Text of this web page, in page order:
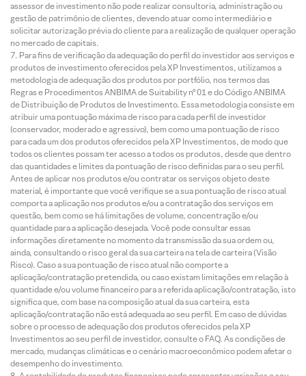
assessor de investimento não pode realizar consultoria, administração ou
gestão de patrimônio de clientes, devendo atuar como intermediário e
solicitar autorização prévia do cliente para a realização de qualquer operação
no mercado de capitais.
Para fins de verificação da adequação do perfil do investidor aos serviços e
produtos de investimento oferecidos pela XP Investimentos, utilizamos a
metodologia de adequação dos produtos por portfólio, nos termos das
Regras e Procedimentos ANBIMA de Suitability nº 01 e do Código ANBIMA
de Distribuição de Produtos de Investimento. Essa metodologia consiste em
atribuir uma pontuação máxima de risco para cada perfil de investidor
(conservador, moderado e agressivo), bem como uma pontuação de risco
para cada um dos produtos oferecidos pela XP Investimentos, de modo que
todos os clientes possam ter acesso a todos os produtos, desde que dentro
das quantidades e limites da pontuação de risco definidas para o seu perfil.
Antes de aplicar nos produtos e/ou contratar os serviços objeto deste
material, é importante que você verifique se a sua pontuação de risco atual
comporta a aplicação nos produtos e/ou a contratação dos serviços em
questão, bem como se há limitações de volume, concentração e/ou
quantidade para a aplicação desejada. Você pode consultar essas
informações diretamente no momento da transmissão da sua ordem ou,
ainda, consultando o risco geral da sua carteira na tela de carteira (Visão
Risco). Caso a sua pontuação de risco atual não comporte a
aplicação/contratação pretendida, ou caso existam limitações em relação à
quantidade e/ou volume financeiro para a referida aplicação/contratação, isto
significa que, com base na composição atual da sua carteira, esta
aplicação/contratação não está adequada ao seu perfil. Em caso de dúvidas
sobre o processo de adequação dos produtos oferecidos pela XP
Investimentos ao seu perfil de investidor, consulte o FAQ. As condições de
mercado, mudanças climáticas e o cenário macroeconômico podem afetar o
desempenho do investimento.